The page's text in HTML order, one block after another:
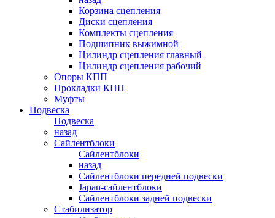
Корзина сцепления
Диски сцепления
Комплекты сцепления
Подшипник выжимной
Цилиндр сцепления главный
Цилиндр сцепления рабочий
Опоры КПП
Прокладки КПП
Муфты
Подвеска
Подвеска
назад
Сайлентблоки
Сайлентблоки
назад
Сайлентблоки передней подвески
Japan-сайлентблоки
Сайлентблоки задней подвески
Стабилизатор